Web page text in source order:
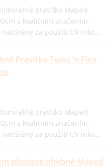
pravítko Maped
s kvalitním značením.
za použití UV inko…
Pravítko Twist 'n Flex
pravítko Maped
s kvalitním značením.
za použití UV inko…
plastové ohebné Maped